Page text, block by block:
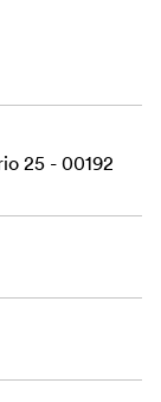
lázni.
ošetření.
25 - 00192